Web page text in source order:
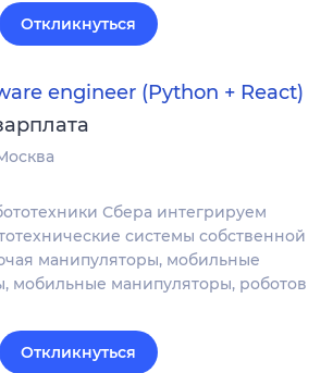
Откликнуться
engineer (Python + React)
Сбера интегрируем
системы собственной
манипуляторы, мобильные
мобильные манипуляторы, роботов
Откликнуться